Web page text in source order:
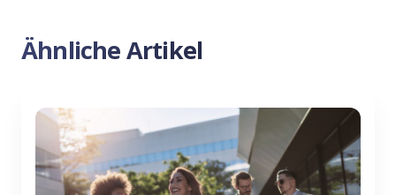
Ähnliche Artikel